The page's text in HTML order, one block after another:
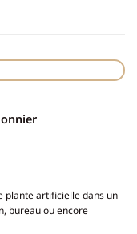
plante artificielle dans un
bureau ou encore